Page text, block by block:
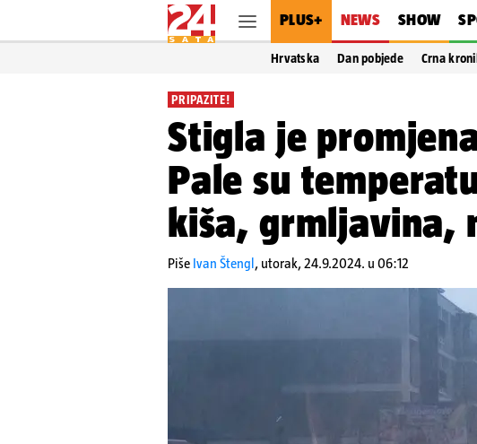
PLUS+ NEWS SHOW
Hrvatska Dan pobjede Crna
PRIPAZITE!
Stigla je
Pale su
kiša, grmljavina,
Piše Ivan Štengl, utorak, 24.9.2024. u 06:12